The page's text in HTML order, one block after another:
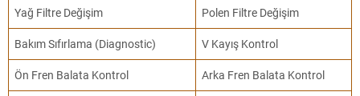
Yağ Filtre Değişim Polen Filtre Değişim
Bakım Sıfırlama (Diagnostic) V Kayış Kontrol
Ön Fren Balata Kontrol Arka Fren Balata Kontrol